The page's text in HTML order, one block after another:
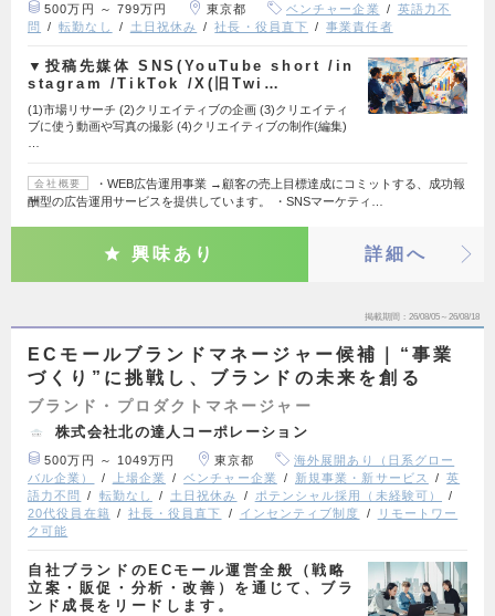
500万円 ～ 799万円 東京都 ベンチャー企業
英語力不
問
転勤なし 土日祝休み 社長・役員直下 事業責任者
▼投稿先媒体 SNS(YouTube short /in
stagram /TikTok /X(旧Twi…
(1)市場リサーチ (2)クリエイティブの企画 (3)クリエイティ
ブに使う動画や写真の撮影 (4)クリエイティブの制作(編集)
会社概要
・WEB広告運用事業 →顧客の売上目標達成にコミットする、成功報
酬型の広告運用サービスを提供しています。 ・SNSマーケティ…
興味あり 詳細へ
掲載期間 26/08/05～26/08/18
ECモールブランドマネージャー候補｜“事業
づくり”に挑戦し、ブランドの未来を創る
ブランド・プロダクトマネージャー
株式会社北の達人コーポレーション
500万円 ～ 1049万円 東京都
海外展開あり（日系グロー
バル企業）
上場企業 ベンチャー企業 新規事業・新サービス
英
語力不問
転勤なし 土日祝休み
ポテンシャル採用（未経験可）
20代役員在籍
社長・役員直下 インセンティブ制度
リモートワー
ク可能
自社ブランドのECモール運営全般（戦略
立案・販促・分析・改善）を通じて、ブラ
ンド成長をリードします。